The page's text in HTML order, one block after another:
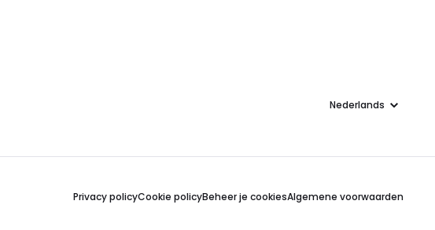
Taal
Privacy policyCookie policyBeheer je cookiesAlgemene voorwaarden